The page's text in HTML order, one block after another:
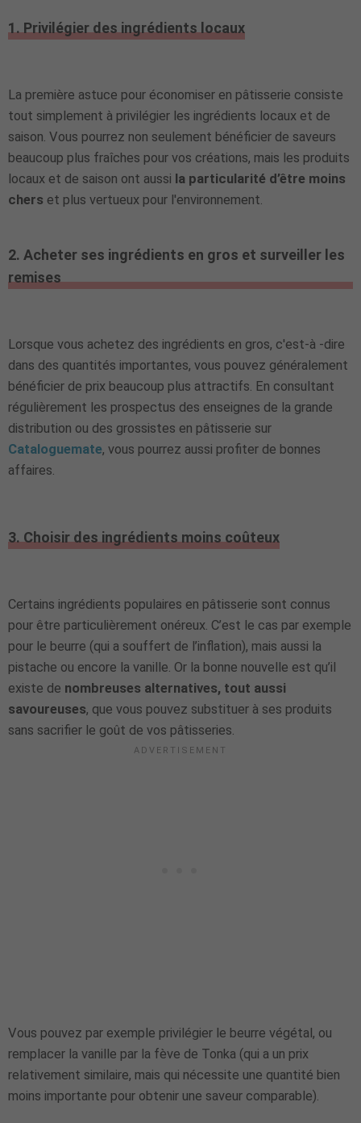
1. Privilégier des ingrédients locaux
La première astuce pour économiser en pâtisserie consiste
tout simplement à privilégier les ingrédients locaux et de
saison. Vous pourrez non seulement bénéficier de saveurs
beaucoup plus fraîches pour vos créations, mais les produits
locaux et de saison ont aussi la particularité d’être moins
chers et plus vertueux pour l'environnement.
2. Acheter ses ingrédients en gros et surveiller les
remises
Lorsque vous achetez des ingrédients en gros, c'est-à -dire
dans des quantités importantes, vous pouvez généralement
bénéficier de prix beaucoup plus attractifs. En consultant
régulièrement les prospectus des enseignes de la grande
distribution ou des grossistes en pâtisserie sur
Cataloguemate, vous pourrez aussi profiter de bonnes
affaires.
3. Choisir des ingrédients moins coûteux
Certains ingrédients populaires en pâtisserie sont connus
pour être particulièrement onéreux. C’est le cas par exemple
pour le beurre (qui a souffert de l’inflation), mais aussi la
pistache ou encore la vanille. Or la bonne nouvelle est qu’il
existe de nombreuses alternatives, tout aussi
savoureuses, que vous pouvez substituer à ses produits
sans sacrifier le goût de vos pâtisseries.
Vous pouvez par exemple privilégier le beurre végétal, ou
remplacer la vanille par la fève de Tonka (qui a un prix
relativement similaire, mais qui nécessite une quantité bien
moins importante pour obtenir une saveur comparable).